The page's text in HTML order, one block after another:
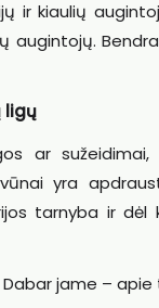
ir kiaulių
augintojų.
ligų
ar
yra
tarnyba ir dėl
jame –